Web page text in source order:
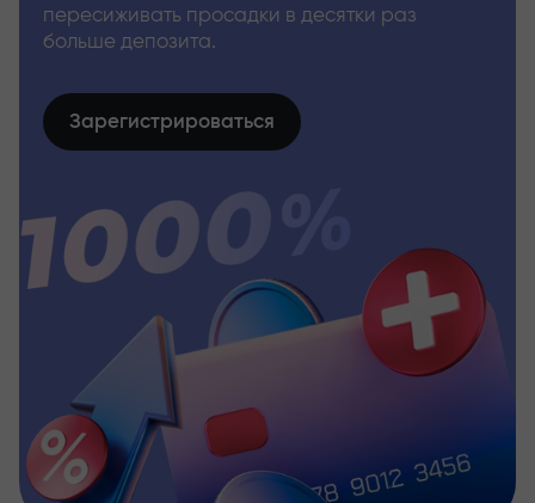
пересиживать просадки в десятки раз
больше депозита.
Зарегистрироваться